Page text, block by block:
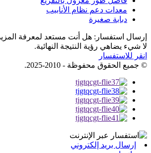
معدات دعم نظام الأنابيب
دبابة صغيرة
إرسال استفسار: هل أنت مستعد لمعرفة
لا شيء يضاهي رؤية النتيجة النهائية.
انقر للاستفسار
© جميع الحقوق محفوظة - 2010-2025.
إرسال بريد إلكتروني